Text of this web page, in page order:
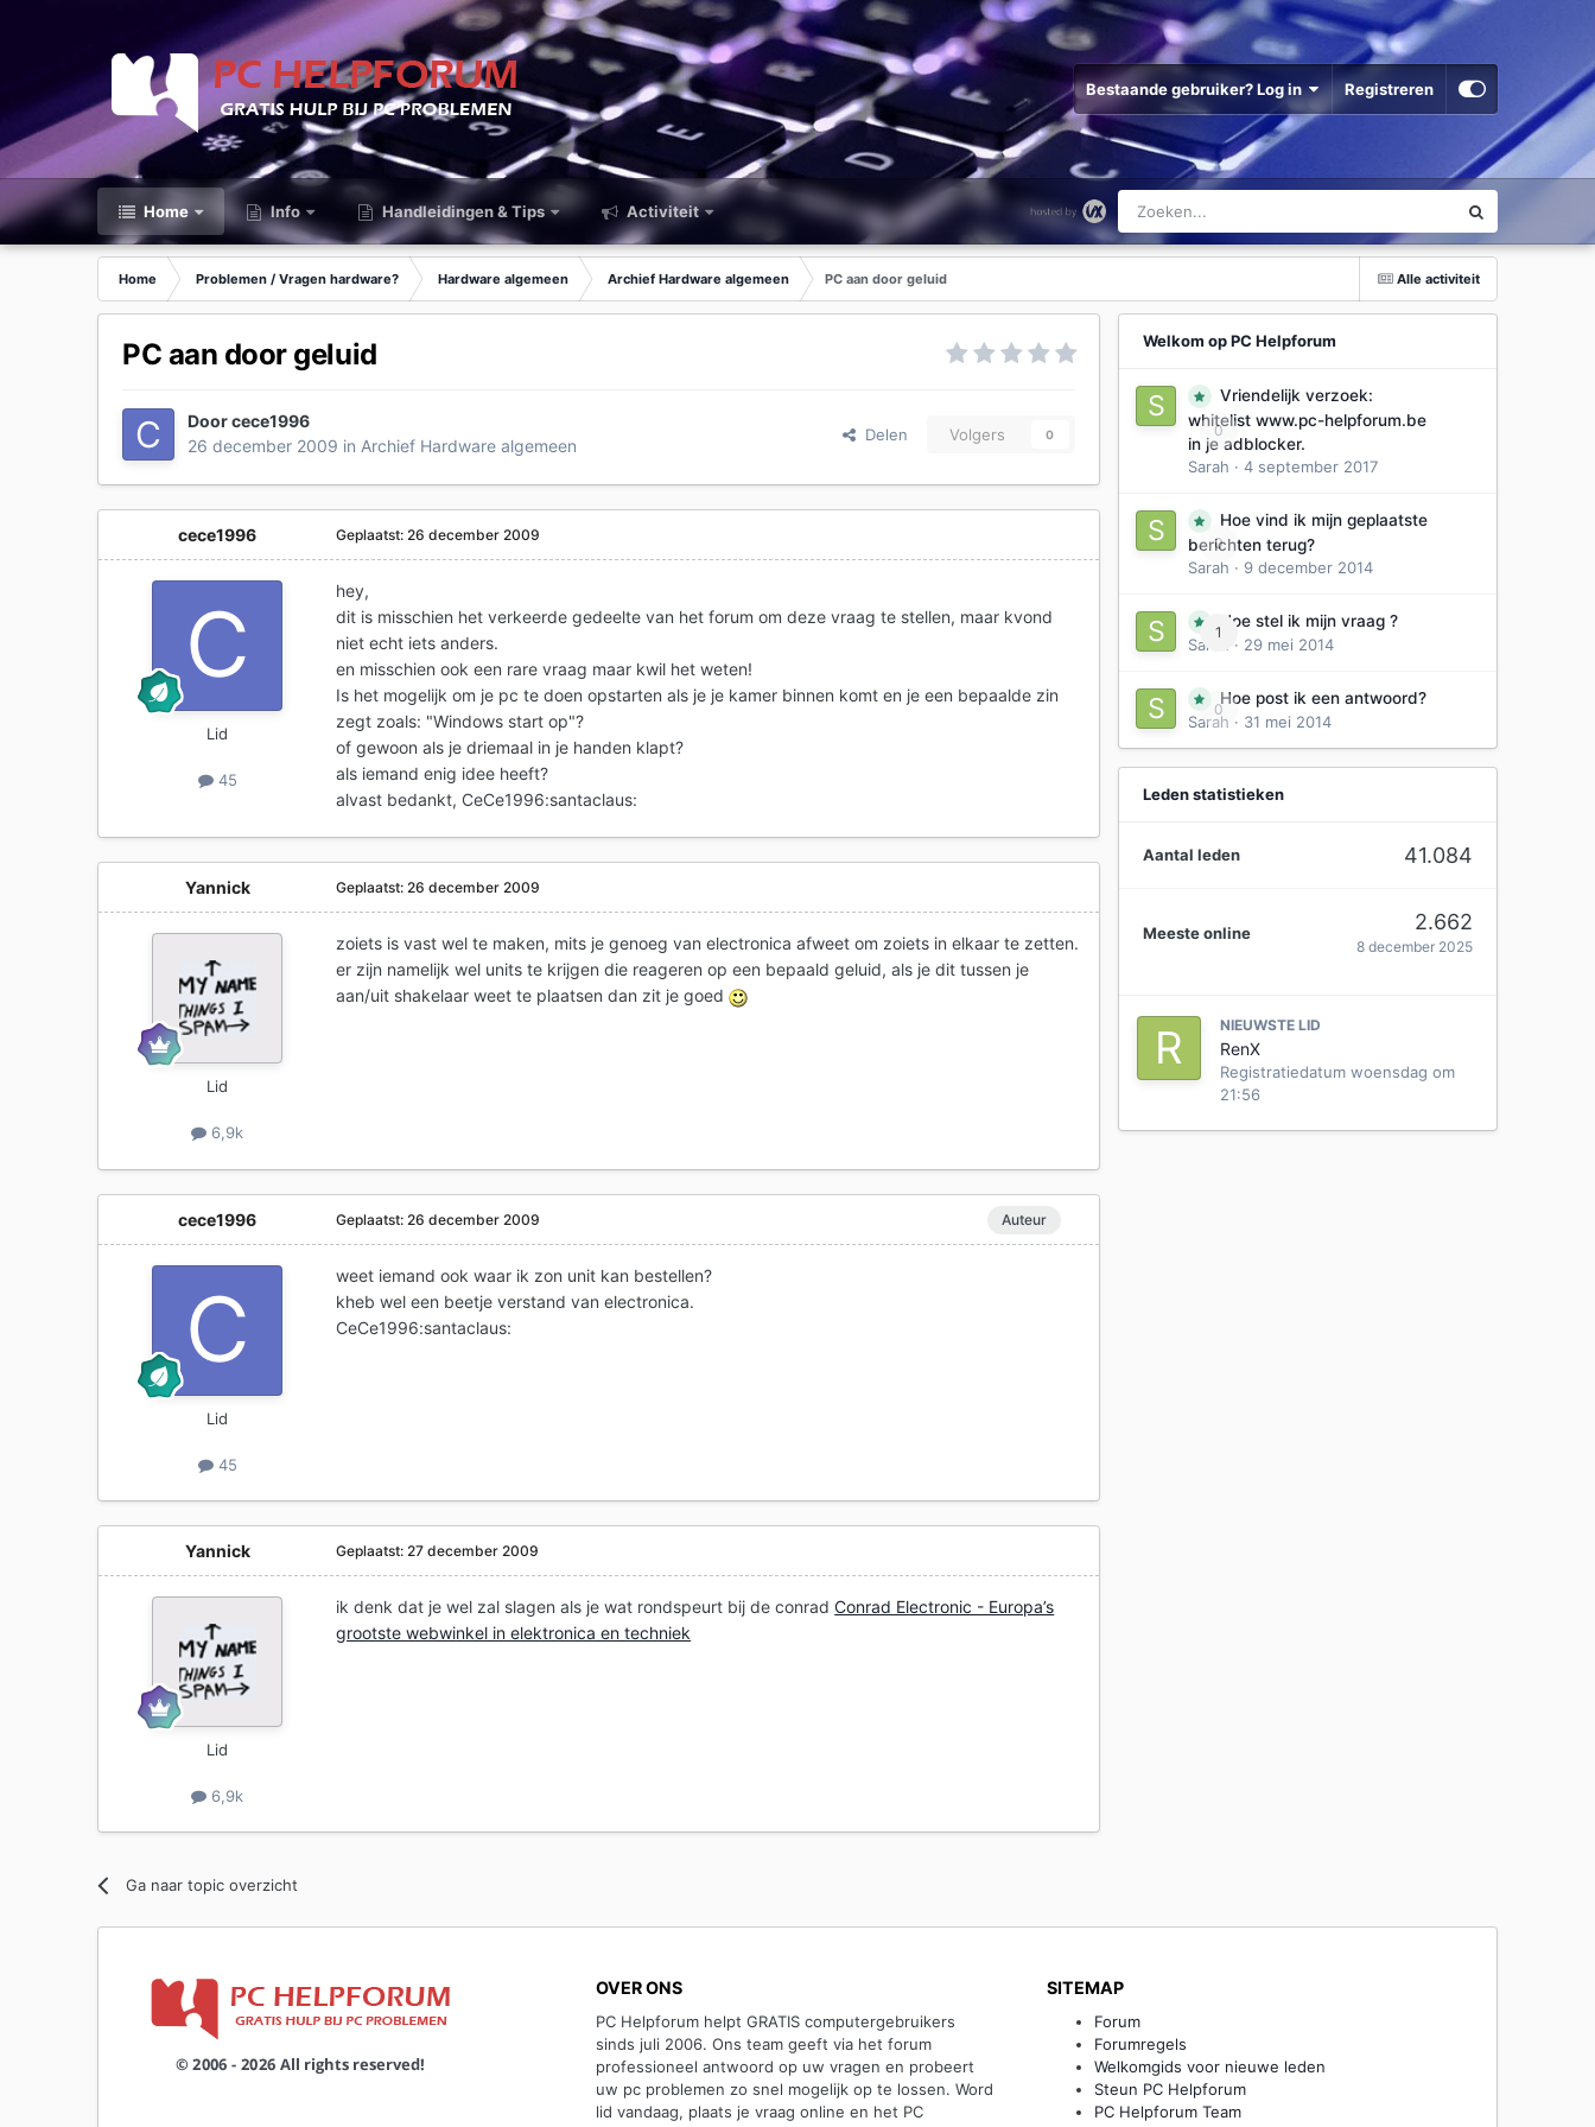
Bestaande gebruiker? Log in Registreren
Home Info Handleidingen & Tips Activiteit
Alle activiteit
Home Problemen / Vragen hardware? Hardware algemeen Archief Hardware algemeen PC aan door geluid
PC aan door geluid
Doorcece1996
26 december 2009 in Archief Hardware algemeen
Delen Volgers 0
cece1996
Lid
45
Geplaatst:26 december 2009
hey,
dit is misschien het verkeerde gedeelte van het forum om deze vraag te stellen, maar kvond
niet echt iets anders.
en misschien ook een rare vraag maar kwil het weten!
Is het mogelijk om je pc te doen opstarten als je je kamer binnen komt en je een bepaalde zin
zegt zoals: "Windows start op"?
of gewoon als je driemaal in je handen klapt?
als iemand enig idee heeft?
alvast bedankt, CeCe1996:santaclaus:
Yannick
Lid
6,9k
Geplaatst:26 december 2009
zoiets is vast wel te maken, mits je genoeg van electronica afweet om zoiets in elkaar te zetten.
er zijn namelijk wel units te krijgen die reageren op een bepaald geluid, als je dit tussen je
aan/uit shakelaar weet te plaatsen dan zit je goed
cece1996
Lid
45
Auteur
Geplaatst: 26 december 2009
weet iemand ook waar ik zon unit kan bestellen?
kheb wel een beetje verstand van electronica.
CeCe1996:santaclaus:
Yannick
Lid
6,9k
Geplaatst: 27 december 2009
ik denk dat je wel zal slagen als je wat rondspeurt bij de conradConrad Electronic - Europa’s
grootste webwinkel in elektronica en techniek
Ga naar topic overzicht
Welkom op PC Helpforum
0
Vriendelijk verzoek:
whitelist www.pc-helpforum.be
in je adblocker.
Sarah · 4 september 2017
0
Hoe vind ik mijn geplaatste
berichten terug?
Sarah · 9 december 2014
1
Hoe stel ik mijn vraag ?
Sarah
· 29 mei 2014
0
Hoe post ik een antwoord?
Sarah · 31 mei 2014
Leden statistieken
Aantal leden 41.084
Meeste online 2.662
8 december 2025
NIEUWSTE LID
RenX
Registratiedatum woensdag om
21:56
OVER ONS
PC Helpforum helpt GRATIS computergebruikers
sinds juli 2006. Ons team geeft via het forum
professioneel antwoord op uw vragen en probeert
uw pc problemen zo snel mogelijk op te lossen. Word
lid vandaag, plaats je vraag online en het PC
SITEMAP
Forum
Forumregels
Welkomgids voor nieuwe leden
Steun PC Helpforum
PC Helpforum Team